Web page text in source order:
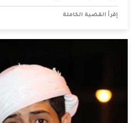
إقرأ القضية الكاملة